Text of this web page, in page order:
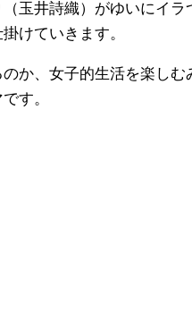
（玉井詩織）がゆいにイ
けていきます。
か、女子的生活を楽し
す。